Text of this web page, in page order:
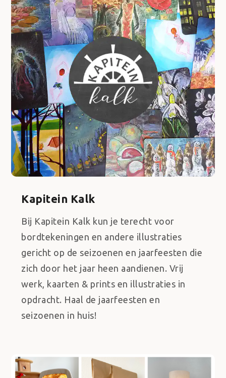
Kapitein Kalk
Bij Kapitein Kalk kun je terecht voor
bordtekeningen en andere illustraties
gericht op de seizoenen en jaarfeesten die
zich door het jaar heen aandienen. Vrij
werk, kaarten & prints en illustraties in
opdracht. Haal de jaarfeesten en
seizoenen in huis!